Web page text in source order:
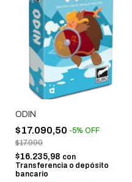
ODIN
$17.090,50 -5% OFF
$17.990
$16.235,98 con
Transferencia o depósito
bancario